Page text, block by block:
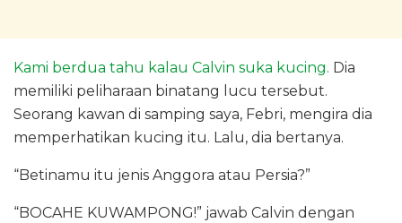
Kami berdua tahu kalau Calvin suka kucing. Dia
memiliki peliharaan binatang lucu tersebut.
Seorang kawan di samping saya, Febri, mengira dia
memperhatikan kucing itu. Lalu, dia bertanya.
“Betinamu itu jenis Anggora atau Persia?”
“BOCAHE KUWAMPONG!” jawab Calvin dengan